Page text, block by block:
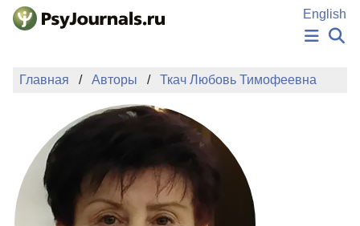
Перейти к основному содержанию
English
НОВОСТИ
АВТОРЫ
ПОДАТЬ РУКОПИСЬ
БАЗА ЗНАНИЙ
КЛЮЧЕВЫЕ СЛОВА
Регистрация
Главная Авторы Ткач Любовь Тимофеевна